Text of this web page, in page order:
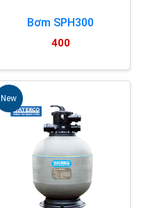
Bơm SPH300
400
New